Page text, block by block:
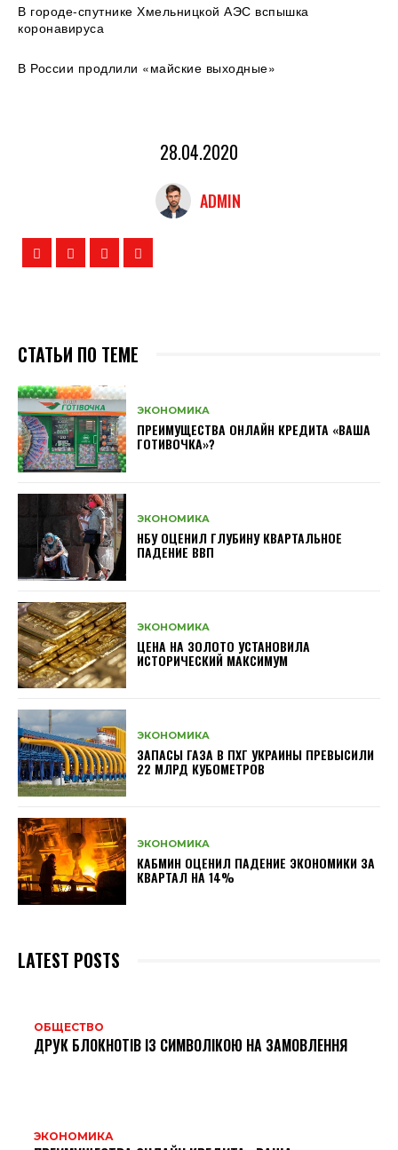
В городе-спутнике Хмельницкой АЭС вспышка
коронавируса
В России продлили «майские выходные»
28.04.2020
ADMIN
СТАТЬИ ПО ТЕМЕ
ЭКОНОМИКА
ПРЕИМУЩЕСТВА ОНЛАЙН КРЕДИТА «ВАША
ГОТИВОЧКА»?
ЭКОНОМИКА
НБУ ОЦЕНИЛ ГЛУБИНУ КВАРТАЛЬНОЕ
ПАДЕНИЕ ВВП
ЭКОНОМИКА
ЦЕНА НА ЗОЛОТО УСТАНОВИЛА
ИСТОРИЧЕСКИЙ МАКСИМУМ
ЭКОНОМИКА
ЗАПАСЫ ГАЗА В ПХГ УКРАИНЫ ПРЕВЫСИЛИ
22 МЛРД КУБОМЕТРОВ
ЭКОНОМИКА
КАБМИН ОЦЕНИЛ ПАДЕНИЕ ЭКОНОМИКИ ЗА
КВАРТАЛ НА 14%
LATEST POSTS
ОБЩЕСТВО
ДРУК БЛОКНОТІВ ІЗ СИМВОЛІКОЮ НА ЗАМОВЛЕННЯ
ЭКОНОМИКА